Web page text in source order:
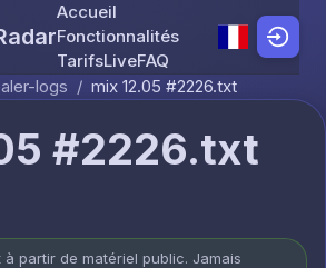
Skip to content
Accueil
Fonctionnalités
TarifsLiveFAQ
logs / mix 12.05 #2226.txt
#2226.txt
à partir de matériel public. Jamais